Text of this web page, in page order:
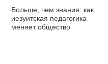
Больше, чем знания: как
иезуитская педагогика
меняет общество